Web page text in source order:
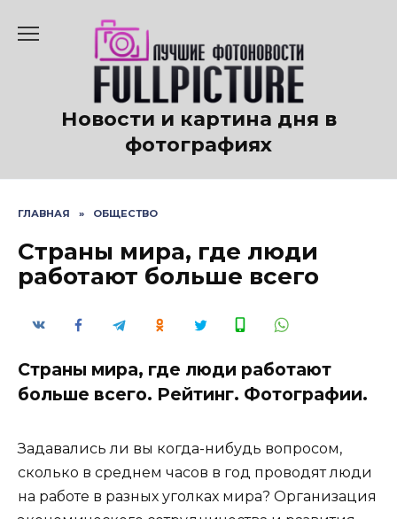
содержанию
Новости и картина дня в
фотографиях
ГЛАВНАЯ » ОБЩЕСТВО
Страны мира, где люди
работают больше всего
Страны мира, где люди работают
больше всего. Рейтинг. Фотографии.
Задавались ли вы когда-нибудь вопросом,
сколько в среднем часов в год проводят люди
на работе в разных уголках мира? Организация